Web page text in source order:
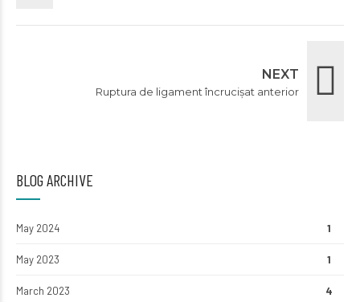
NEXT
Ruptura de ligament încrucișat anterior
BLOG ARCHIVE
May 2024 1
May 2023 1
March 2023 4